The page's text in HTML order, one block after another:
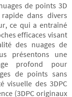
de points 3D
dans divers
ce qui a entraîné
efficaces visant
des nuages de
présentons une
profond pour
de points sans
visuelle des 3DPC
(3DPC originaux